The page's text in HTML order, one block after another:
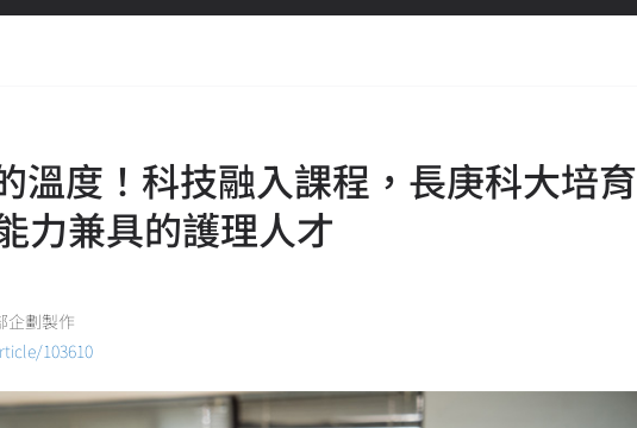
溫度！科技融入課程，長庚科大培育
力兼具的護理人才
企劃製作
103610